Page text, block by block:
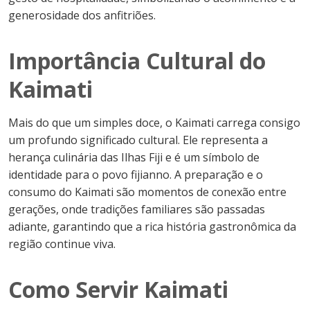
generosidade dos anfitriões.
Importância Cultural do
Kaimati
Mais do que um simples doce, o Kaimati carrega consigo
um profundo significado cultural. Ele representa a
herança culinária das Ilhas Fiji e é um símbolo de
identidade para o povo fijianno. A preparação e o
consumo do Kaimati são momentos de conexão entre
gerações, onde tradições familiares são passadas
adiante, garantindo que a rica história gastronômica da
região continue viva.
Como Servir Kaimati